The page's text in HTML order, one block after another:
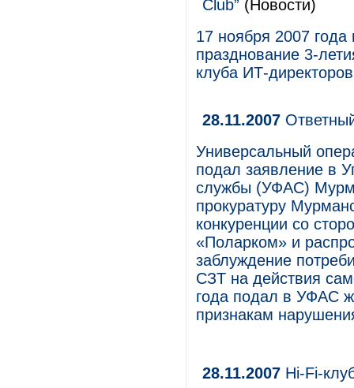
Club” (Новости)
17 ноября 2007
празднование 3-
клуба ИТ-
28.11.2007
Универсальный
подал заявление в
службы (УФАС)
прокуратуру
конкуренции со
«Поларком» и
заблуждение
СЗТ на действия
года подал в УФАС
признакам
28.11.2007 Hi-Fi-